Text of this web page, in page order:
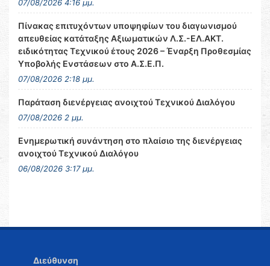
07/08/2026 4:16 μμ.
Πίνακας επιτυχόντων υποψηφίων του διαγωνισμού
απευθείας κατάταξης Αξιωματικών Λ.Σ.-ΕΛ.ΑΚΤ.
ειδικότητας Τεχνικού έτους 2026 – Έναρξη Προθεσμίας
Υποβολής Ενστάσεων στο Α.Σ.Ε.Π.
07/08/2026 2:18 μμ.
Παράταση διενέργειας ανοιχτού Τεχνικού Διαλόγου
07/08/2026 2 μμ.
Ενημερωτική συνάντηση στο πλαίσιο της διενέργειας
ανοιχτού Τεχνικού Διαλόγου
06/08/2026 3:17 μμ.
Διεύθυνση